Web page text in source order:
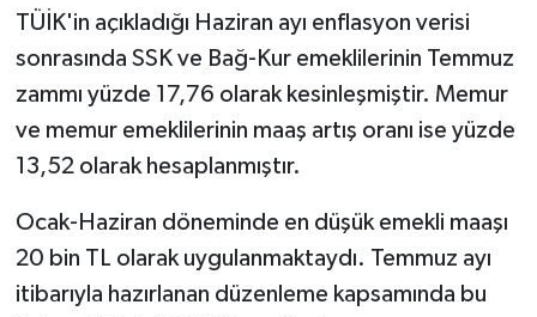
TÜİK'in açıkladığı Haziran ayı enflasyon verisi
sonrasında SSK ve Bağ-Kur emeklilerinin Temmuz
zammı yüzde 17,76 olarak kesinleşmiştir. Memur
ve memur emeklilerinin maaş artış oranı ise yüzde
13,52 olarak hesaplanmıştır.
Ocak-Haziran döneminde en düşük emekli maaşı
20 bin TL olarak uygulanmaktaydı. Temmuz ayı
itibarıyla hazırlanan düzenleme kapsamında bu